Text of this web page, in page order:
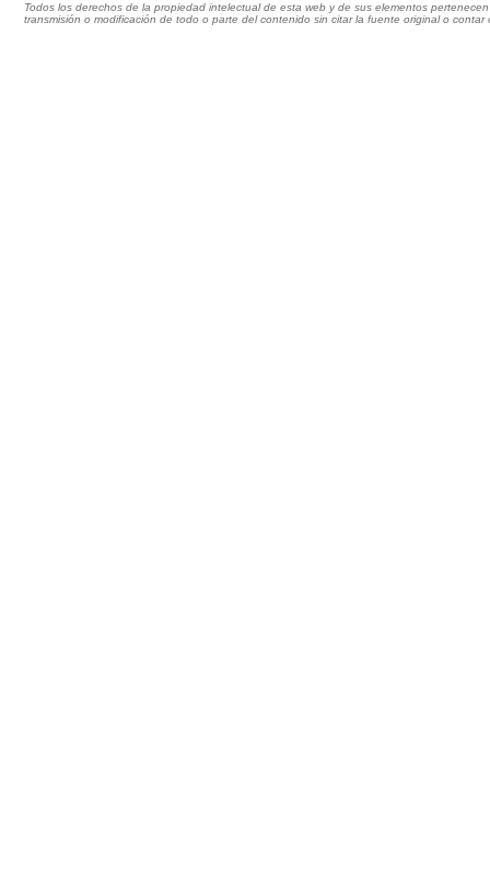
Todos los derechos de la propiedad intelectual de esta web y de sus elementos
transmisión o modificación de todo o parte del contenido sin citar la fuente original o